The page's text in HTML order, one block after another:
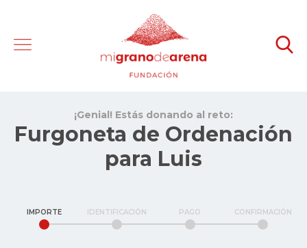
¡Genial! Estás donando al reto:
Furgoneta de Ordenación
para Luis
IMPORTE IDENTIFICACIÓN PAGO CONFIRMACIÓN